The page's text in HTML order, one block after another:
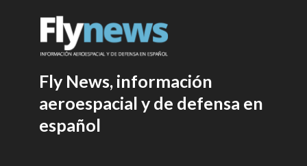
Fly News, información
aeroespacial y de defensa en
español